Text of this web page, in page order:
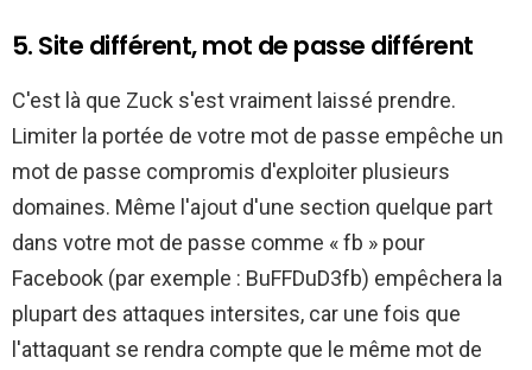
5. Site différent, mot de passe différent
C'est là que Zuck s'est vraiment laissé prendre.
Limiter la portée de votre mot de passe empêche un
mot de passe compromis d'exploiter plusieurs
domaines. Même l'ajout d'une section quelque part
dans votre mot de passe comme « fb » pour
Facebook (par exemple : BuFFDuD3fb) empêchera la
plupart des attaques intersites, car une fois que
l'attaquant se rendra compte que le même mot de